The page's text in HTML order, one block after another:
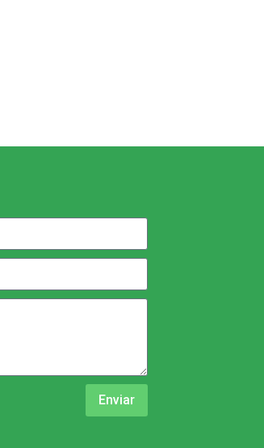
Enviar